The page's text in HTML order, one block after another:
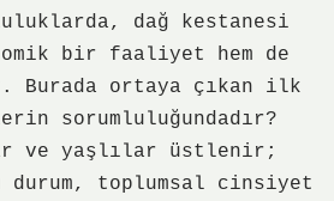
dağ kestanesi
bir faaliyet hem de
ortaya çıkan ilk
sorumluluğundadır?
ve yaşlılar üstlenir;
toplumsal cinsiyet